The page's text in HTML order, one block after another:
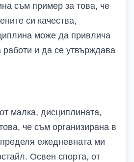
съм пример за това, че
си качества,
може да привлича
работи и да се утвърждава
малка, дисциплината,
че съм организирана в
ежедневната ми
Освен спорта, от